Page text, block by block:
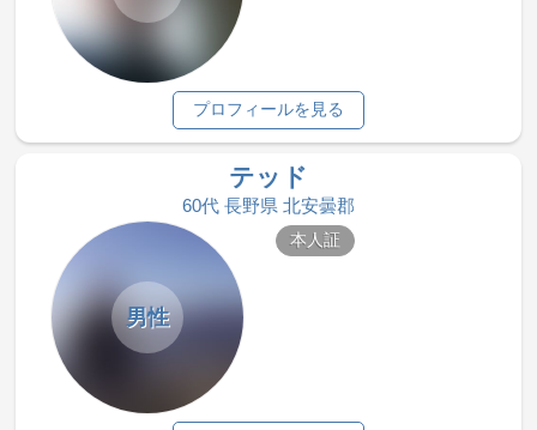
プロフィールを見る
テッド
60代 長野県 北安曇郡
男性
本人証